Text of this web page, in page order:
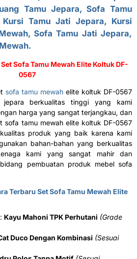
Tamu Jepara, Sofa Tamu
Tamu Jati Jepara, Kursi
Sofa Tamu Jati Jepara,
Set Sofa Tamu Mewah Elite Koltuk DF-
0567
sofa tamu mewah elite koltuk DF-0567
berkualitas tinggi yang kami
harga yang sangat terjangkau, dan
sofa tamu mewah elite koltuk DF-0567
produk yang baik karena kami
bahan-bahan yang berkualitas
kami yang sangat mahir dan
pembuatan produk mebel sofa
Terbaru Set Sofa Tamu Mewah Elite
Kayu Mahoni TPK Perhutani (Grade
Duco Dengan Kombinasi (Sesuai